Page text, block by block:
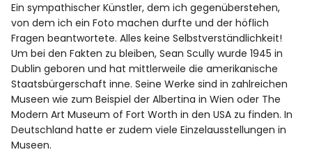
Ein sympathischer Künstler, dem ich gegenüberstehen,
von dem ich ein Foto machen durfte und der höflich
Fragen beantwortete. Alles keine Selbstverständlichkeit!
Um bei den Fakten zu bleiben, Sean Scully wurde 1945 in
Dublin geboren und hat mittlerweile die amerikanische
Staatsbürgerschaft inne. Seine Werke sind in zahlreichen
Museen wie zum Beispiel der Albertina in Wien oder The
Modern Art Museum of Fort Worth in den USA zu finden. In
Deutschland hatte er zudem viele Einzelausstellungen in
Museen.